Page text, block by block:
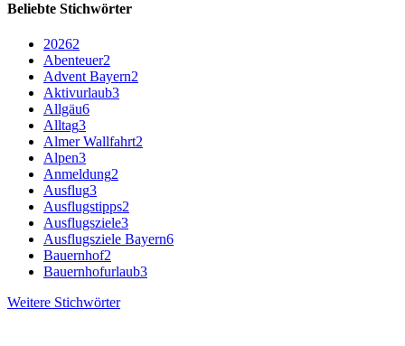
Beliebte Stichwörter
20262
Abenteuer2
Advent Bayern2
Aktivurlaub3
Allgäu6
Alltag3
Almer Wallfahrt2
Alpen3
Anmeldung2
Ausflug3
Ausflugstipps2
Ausflugsziele3
Ausflugsziele Bayern6
Bauernhof2
Bauernhofurlaub3
Weitere Stichwörter